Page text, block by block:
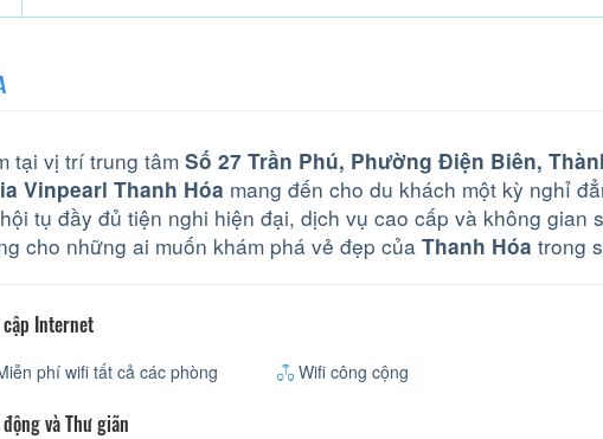
tại vị trí trung tâm Số 27 Trần Phú, Phường Điện Biên,
Vinpearl Thanh Hóa mang đến cho du khách một kỳ nghỉ
tụ đầy đủ tiện nghi hiện đại, dịch vụ cao cấp và không
cho những ai muốn khám phá vẻ đẹp của Thanh Hóa trong
Internet
phí wifi tất cả các phòng Wifi công cộng
và Thư giãn